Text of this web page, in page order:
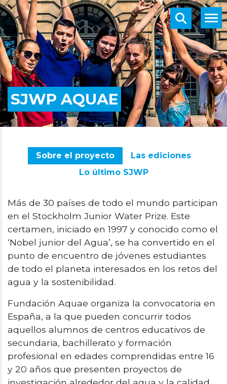
SJWP AQUAE
Sobre el proyecto
Las ediciones
Lo último SJWP
Más de 30 países de todo el mundo participan
en el Stockholm Junior Water Prize. Este
certamen, iniciado en 1997 y conocido como el
‘Nobel junior del Agua’, se ha convertido en el
punto de encuentro de jóvenes estudiantes
de todo el planeta interesados en los retos del
agua y la sostenibilidad.
Fundación Aquae organiza la convocatoria en
España, a la que pueden concurrir todos
aquellos alumnos de centros educativos de
secundaria, bachillerato y formación
profesional en edades comprendidas entre 16
y 20 años que presenten proyectos de